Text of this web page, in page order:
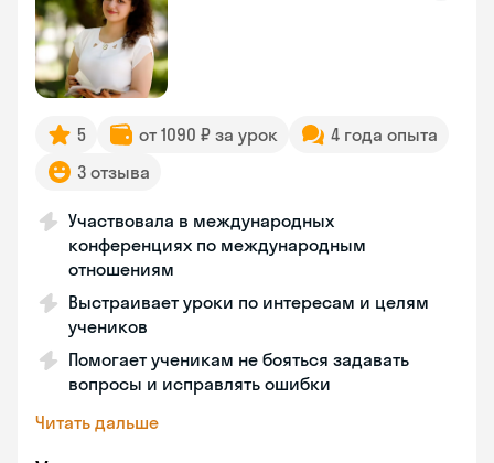
5 от 1090 ₽ за урок
4 года опыта
3 отзыва
Участвовала в международных
конференциях по международным
отношениям
Выстраивает уроки по интересам и целям
учеников
Помогает ученикам не бояться задавать
вопросы и исправлять ошибки
Читать дальше